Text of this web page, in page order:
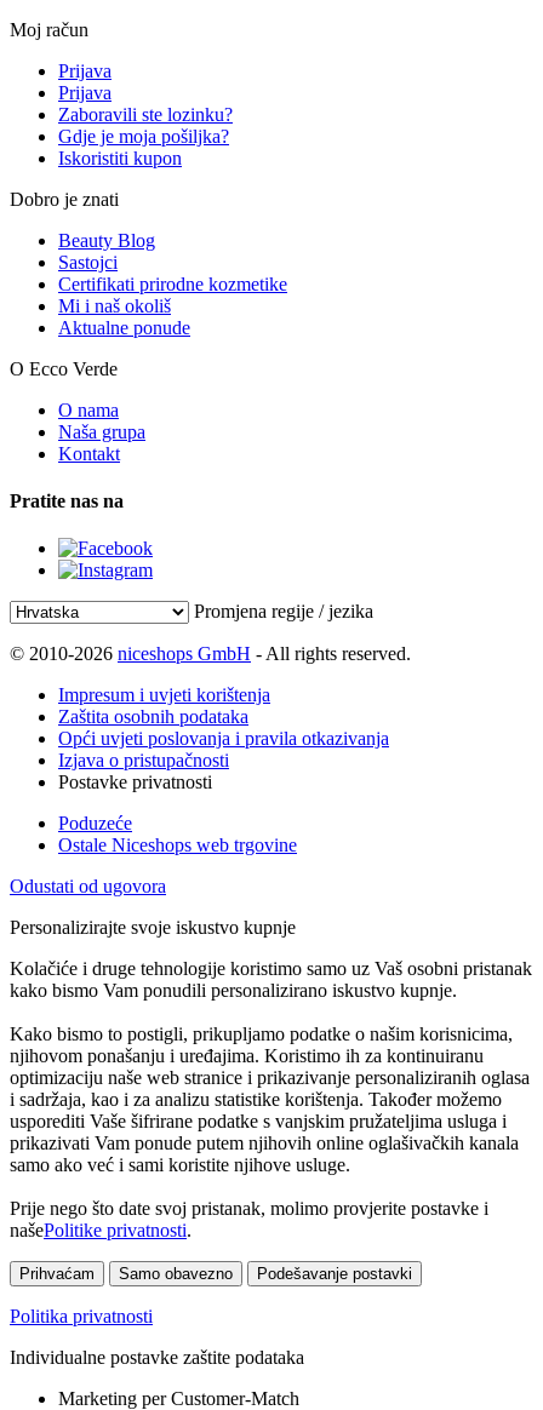
Moj račun
Prijava
Prijava
Zaboravili ste lozinku?
Gdje je moja pošiljka?
Iskoristiti kupon
Dobro je znati
Beauty Blog
Sastojci
Certifikati prirodne kozmetike
Mi i naš okoliš
Aktualne ponude
O Ecco Verde
O nama
Naša grupa
Kontakt
Pratite nas na
Promjena regije / jezika
© 2010-2026 niceshops GmbH - All rights reserved.
Impresum i uvjeti korištenja
Zaštita osobnih podataka
Opći uvjeti poslovanja i pravila otkazivanja
Izjava o pristupačnosti
Postavke privatnosti
Poduzeće
Ostale Niceshops web trgovine
Odustati od ugovora
Personalizirajte svoje iskustvo kupnje
Kolačiće i druge tehnologije koristimo samo uz Vaš osobni pristanak
kako bismo Vam ponudili personalizirano iskustvo kupnje.
Kako bismo to postigli, prikupljamo podatke o našim korisnicima,
njihovom ponašanju i uređajima. Koristimo ih za kontinuiranu
optimizaciju naše web stranice i prikazivanje personaliziranih oglasa
i sadržaja, kao i za analizu statistike korištenja. Također možemo
usporediti Vaše šifrirane podatke s vanjskim pružateljima usluga i
prikazivati Vam ponude putem njihovih online oglašivačkih kanala
samo ako već i sami koristite njihove usluge.
Prije nego što date svoj pristanak, molimo provjerite postavke i
našePolitike privatnosti.
Prihvaćam Samo obavezno Podešavanje postavki
Politika privatnosti
Individualne postavke zaštite podataka
Marketing per Customer-Match